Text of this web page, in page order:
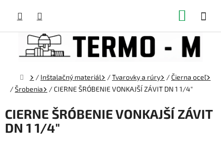
obsah
Domov
/ Inštalačný materiál /Tvarovky a rúry /Čierna oceľ
/Šrobenia /CIERNE ŠRÓBENIE VONKAJŠÍ ZÁVIT DN 1 1/4"
CIERNE ŠRÓBENIE VONKAJŠÍ ZÁVIT
DN 1 1/4"